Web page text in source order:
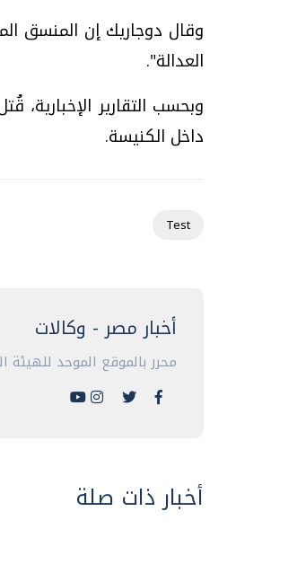
وقال دوجاريك إن المنسق
العدالة".
داخل الكنيسة.
Test
أخبار مصر - وكالات
محرر بالموقع الموحد للهيئة
أخبار ذات صلة